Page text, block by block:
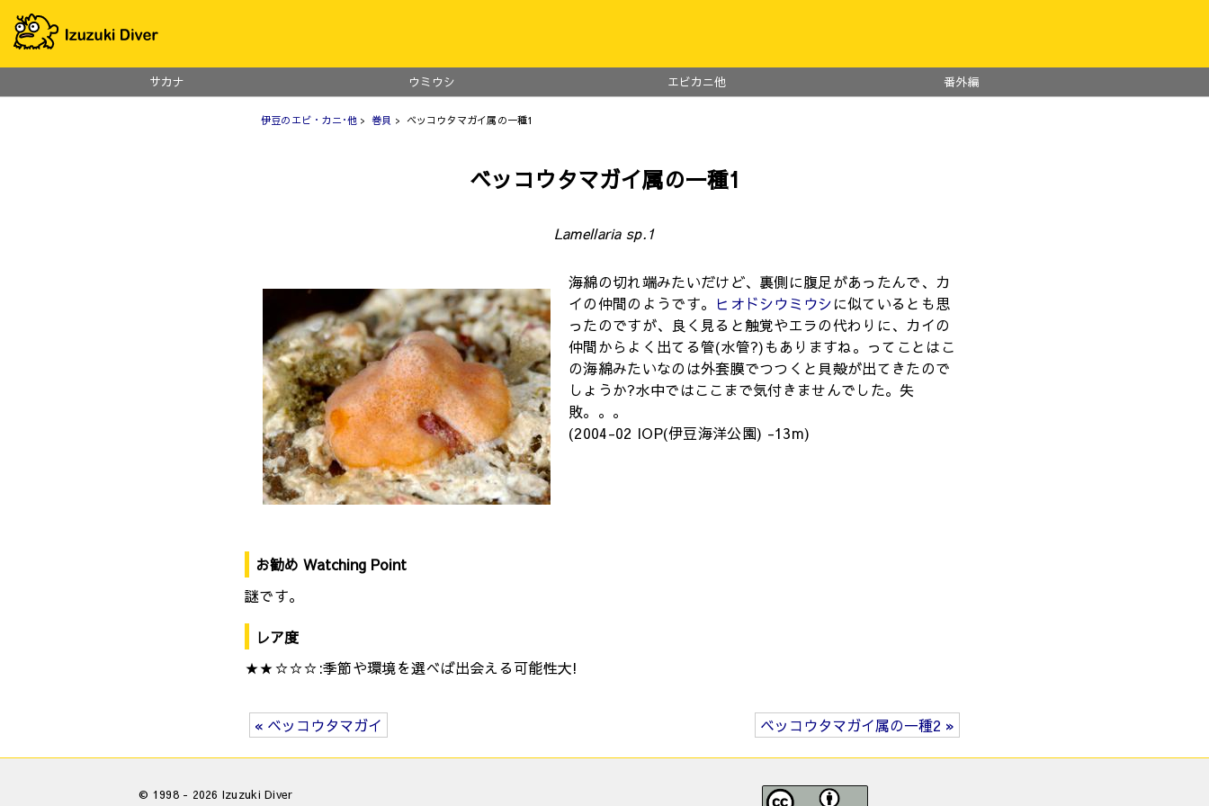
サカナ ウミウシ エビカニ他 番外編
伊豆のエビ・カニ･他 >巻貝 > ベッコウタマガイ属の一種1
ベッコウタマガイ属の一種1
Lamellaria sp.1
海綿の切れ端みたいだけど、裏側に腹足があったんで、カ
イの仲間のようです。 ヒオドシウミウシに似ているとも思
ったのですが、良く見ると触覚やエラの代わりに、カイの
仲間からよく出てる管(水管?)もありますね。ってことはこ
の海綿みたいなのは外套膜でつつくと貝殻が出てきたので
しょうか?水中ではここまで気付きませんでした。失
敗。。。
(2004-02 IOP(伊豆海洋公園) -13m)
お勧め Watching Point
謎です。
レア度
★★☆☆☆:季節や環境を選べば出会える可能性大!
« ベッコウタマガイ ベッコウタマガイ属の一種2 »
© 1998 - 2026 Izuzuki Diver